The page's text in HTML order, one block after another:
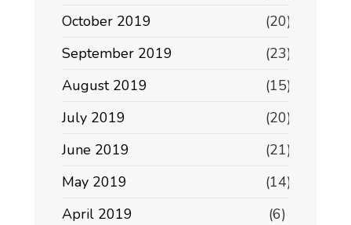
October 2019
(20)
September 2019
(23)
August 2019
(15)
July 2019
(20)
June 2019
(21)
May 2019
(14)
April 2019
(6)